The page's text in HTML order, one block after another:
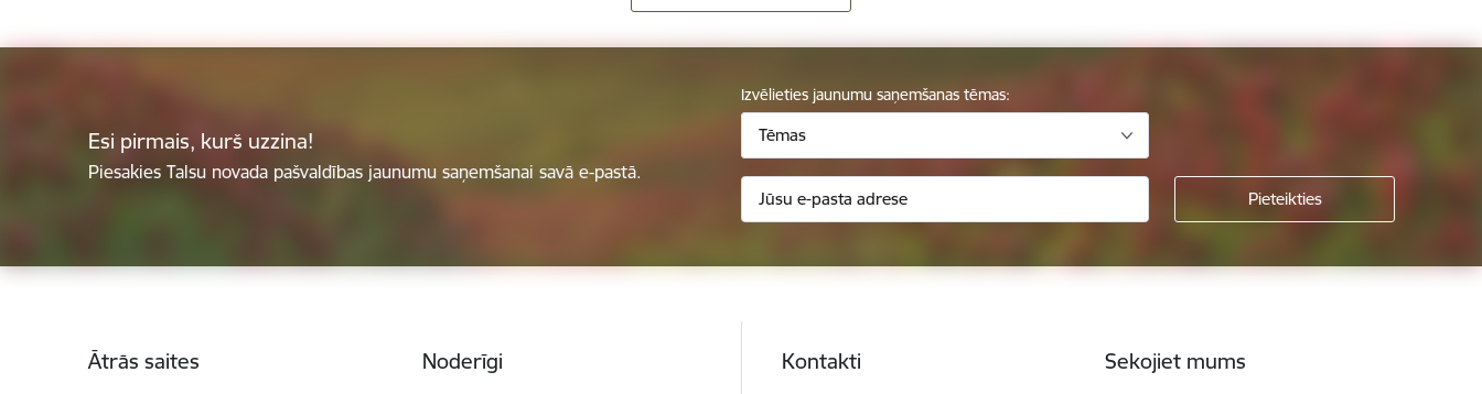
Esi pirmais, kurš uzzina!
Piesakies Talsu novada pašvaldības jaunumu saņemšanai savā e-pastā.
Izvēlieties jaunumu saņemšanas tēmas:
Tēmas
Ātrās saites Noderīgi Kontakti Sekojiet mums